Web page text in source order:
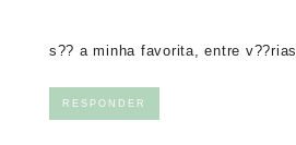
s?? a minha favorita, entre
RESPONDER